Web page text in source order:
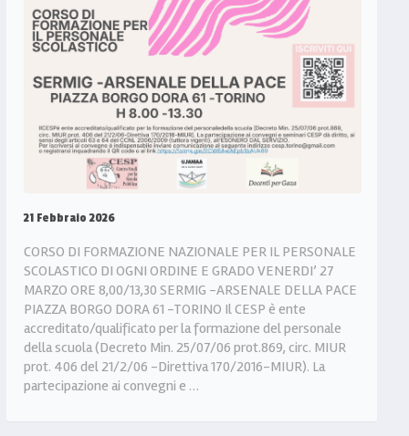
21 Febbraio 2026
CORSO DI FORMAZIONE NAZIONALE PER IL PERSONALE
SCOLASTICO DI OGNI ORDINE E GRADO VENERDI’ 27
MARZO ORE 8,00/13,30 SERMIG -ARSENALE DELLA PACE
PIAZZA BORGO DORA 61 -TORINO Il CESP è ente
accreditato/qualificato per la formazione del personale
della scuola (Decreto Min. 25/07/06 prot.869, circ. MIUR
prot. 406 del 21/2/06 -Direttiva 170/2016-MIUR). La
partecipazione ai convegni e …